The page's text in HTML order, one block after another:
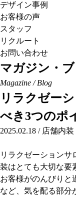
デザイン事例
お客様の声
スタッフ
リクルート
お問い合わせ
マガジン・
Magazine / Blog
リラクゼー
べき3つのポ
2025.02.18 / 店舗内装
リラクゼーションサ
装はとても大切な要
お客様がのんびりと
など、気を配る部分